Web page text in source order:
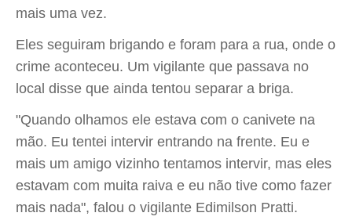
mais uma vez.
Eles seguiram brigando e foram para a rua, onde o
crime aconteceu. Um vigilante que passava no
local disse que ainda tentou separar a briga.
"Quando olhamos ele estava com o canivete na
mão. Eu tentei intervir entrando na frente. Eu e
mais um amigo vizinho tentamos intervir, mas eles
estavam com muita raiva e eu não tive como fazer
mais nada", falou o vigilante Edimilson Pratti.